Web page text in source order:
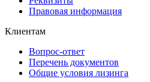
Правовая информация
Клиентам
Вопрос-ответ
Перечень документов
Общие условия лизинга